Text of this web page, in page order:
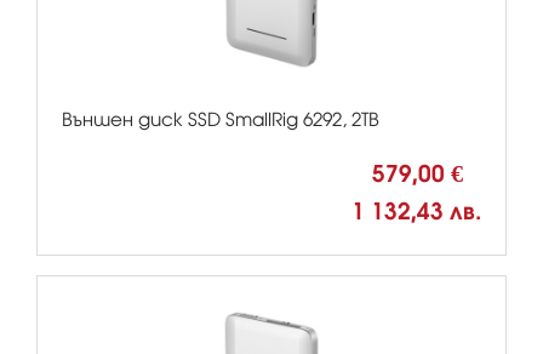
Външен диск SSD SmallRig 6292, 2TB
579,00 €
1 132,43 лв.